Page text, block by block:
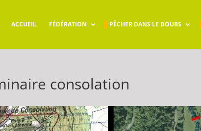
ACCUEIL FÉDÉRATION PÊCHER DANS LE DOUBS
consolation